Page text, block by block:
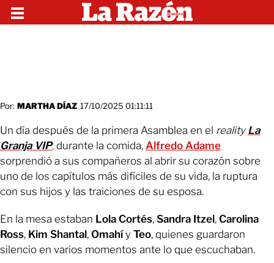
Por: MARTHA DÍAZ 17/10/2025 01:11:11
Un día después de la primera Asamblea en el reality La
Granja VIP, durante la comida, Alfredo Adame
sorprendió a sus compañeros al abrir su corazón sobre
uno de los capítulos más difíciles de su vida, la ruptura
con sus hijos y las traiciones de su esposa.
En la mesa estaban Lola Cortés, Sandra Itzel, Carolina
Ross, Kim Shantal, Omahíy Teo, quienes guardaron
silencio en varios momentos ante lo que escuchaban.